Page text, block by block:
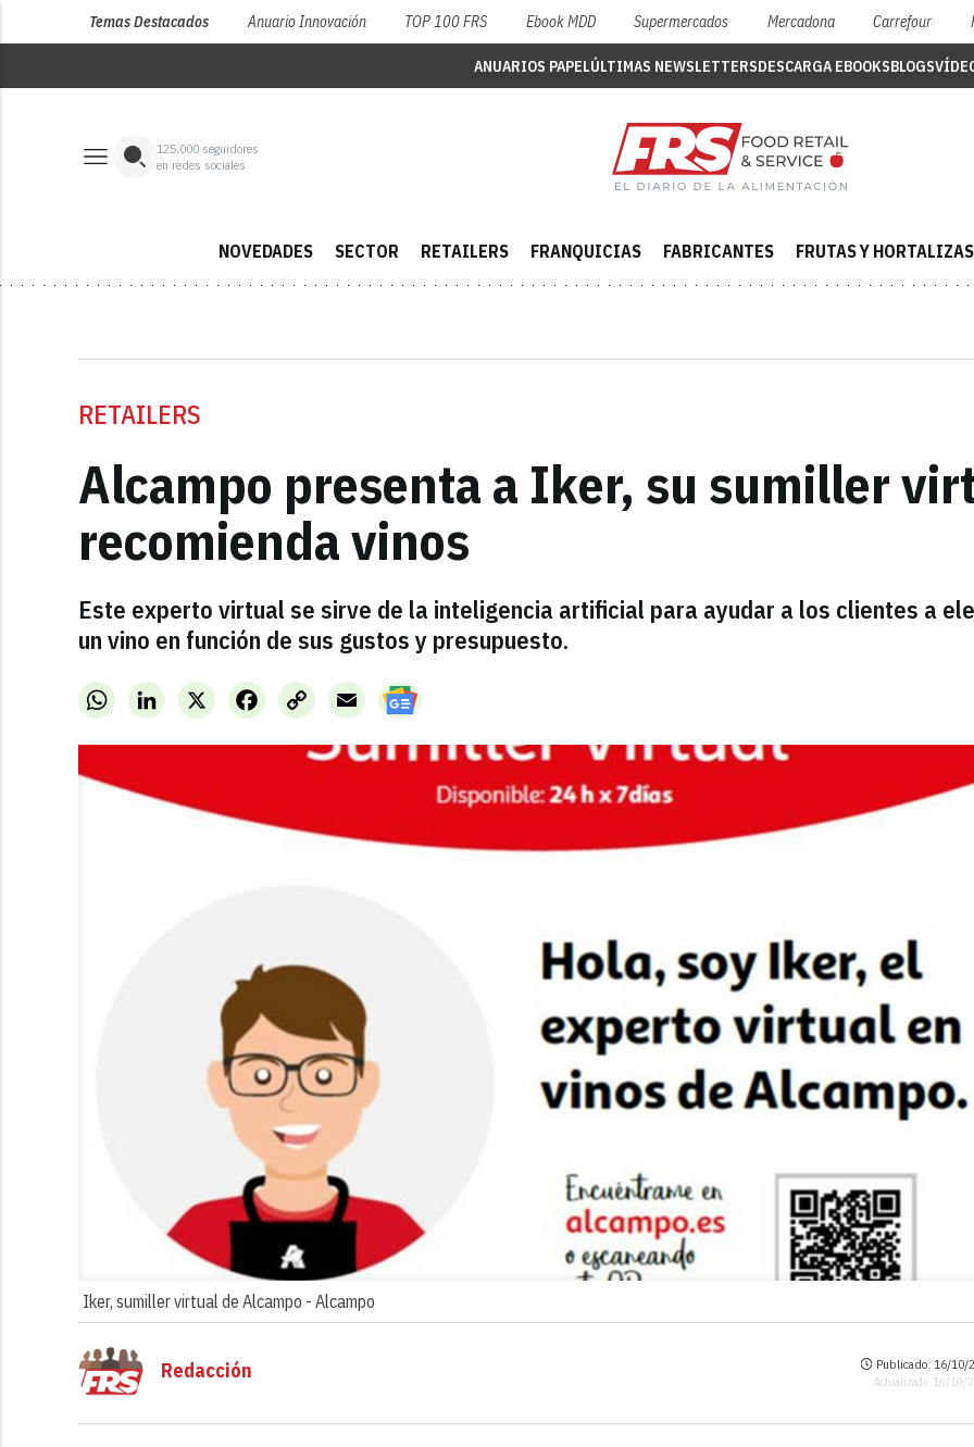
Temas Destacados Anuario Innovación TOP 100 FRS Ebook MDD Supermercados Mercadona Carrefour
ANUARIOS PAPELÚLTIMAS NEWSLETTERSDESCARGA EBOOKSBLOGS
125,000 seguidores
en redes sociales
NOVEDADES SECTOR RETAILERS FRANQUICIAS FABRICANTES FRUTAS Y HORTALIZAS
RETAILERS
Alcampo presenta a Iker, su sumiller
recomienda vinos
Este experto virtual se sirve de la inteligencia artificial para ayudar a los clientes a
un vino en función de sus gustos y presupuesto.
WhatsAppLinkedInX FacebookCopy
Link
Email
Iker, sumiller virtual de Alcampo - Alcampo
Redacción Publicado: 16/10/
Actualizado: 16/10/